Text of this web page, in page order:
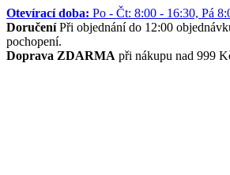
Otevírací doba: Po - Čt: 8:00 - 16:30, Pá
DoručeníPři objednání do 12:00
pochopení.
Doprava ZDARMA při nákupu nad 999